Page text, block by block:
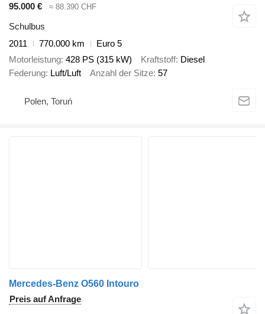
95.000 €
≈ 88.390 CHF
Schulbus
2011
770.000 km
Euro 5
Motorleistung 428 PS (315 kW) Kraftstoff Diesel
Federung Luft/Luft Anzahl der Sitze 57
Polen, Toruń
Mercedes-Benz O560 Intouro
Preis auf Anfrage